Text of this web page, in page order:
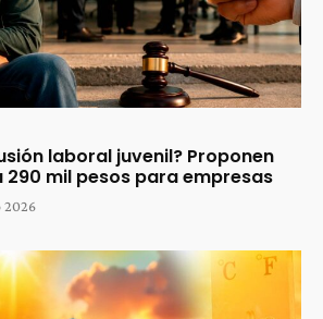
laboral juvenil? Proponen
mil pesos para empresas
2026